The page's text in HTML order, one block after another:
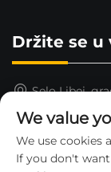
Držite se u
Selo Libei,
15325652000
[email
We value
We use cookies
If you don't